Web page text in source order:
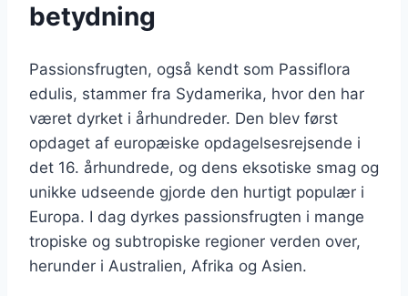
betydning
Passionsfrugten, også kendt som Passiflora
edulis, stammer fra Sydamerika, hvor den har
været dyrket i århundreder. Den blev først
opdaget af europæiske opdagelsesrejsende i
det 16. århundrede, og dens eksotiske smag og
unikke udseende gjorde den hurtigt populær i
Europa. I dag dyrkes passionsfrugten i mange
tropiske og subtropiske regioner verden over,
herunder i Australien, Afrika og Asien.